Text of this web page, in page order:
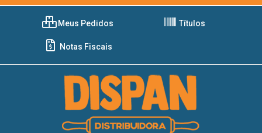
Meus Pedidos Títulos
Notas Fiscais